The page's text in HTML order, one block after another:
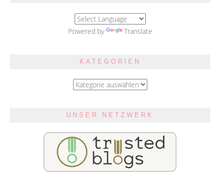
Powered by Translate
KATEGORIEN
Kategorien
UNSER NETZWERK